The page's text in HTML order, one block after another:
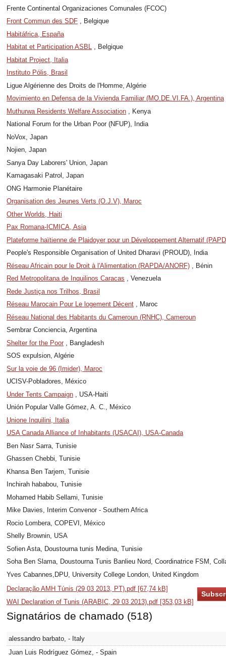
Frente Continental Organizaciones Comunales (FCOC)
Front Commun des SDF , Belgique
Habitáfrica, España
Habitat et Participation ASBL , Belgique
Habitat Project, Italia
Instituto Pólis, Brasil
Ligue Algérienne des Droits de l'Homme, Algérie
Movimiento en Defensa de la Vivienda Familiar (MO.DE.VI.FA.), Argentina
Muthurwa Residents Welfare Association , Kenya
National Forum for the Urban Poor (NFUP), India
NoVox, Japan
Nojien, Japan
Sanya Day Laborers' Union, Japan
Kamagasaki Patrol, Japan
ONG Harmonie Planétaire
Organisation des Jeunes Verts (O.J.V), Maroc
Other Worlds, Haiti
Pax Romana-ICMICA, Asia
Plateforme haïtienne de Plaidoyer pour un Développement Alternatif
People's Responsible Organisation of United Dharavi (PROUD), India
Réseau Africain pour le Droit à l'Alimentation (RAPDA/ANORF) , Bénin
Red Metropolitana de Inquilinos Caracas , Venezuela
Rede Justiça nos Trilhos, Brasil
Réseau Marocain Pour Le logement Décent , Maroc
Réseau National des Habitants du Cameroun (RNHC), Cameroun
Sembrar Conciencia, Argentina
Shelter for the Poor , Bangladesh
SOS expulsion, Algérie
Sur la voie de 96 (Imider), Maroc
UCISV-Pobladores, México
Under Tents Campaign , USA-Haiti
Unión Popular Valle Gómez, A. C., México
Unione Inquilini, Italia
USA Canada Alliance of Inhabitants (USACAI), USA-Canada
Ben Nasr Sarra, Tunisie
Ghassen Chebbi, Tunisie
Khansa Ben Tarjem, Tunisie
Inchirah hababou, Tunisie
Mohamed Habib Sellami, Tunisie
Mike Davies, Interim Convenor - Southern Africa
Rocio Lombera, COPEVI, México
Shelly Brownin, USA
Sofien Asta, Doustourna tunis Medina, Tunisie
Soha Ben Slama, Doustourna Tunis Banlieu Nord, Coordinatrice FSM,
Yves Cabannes,DPU, University College London, United Kingdom
Declaração AMH Túnis (29 03 2013, PT).pdf [67,74 kB]
WAI Declaration of Tunis (ARABIC, 29 03 2013).pdf [353,03 kB]
Signatários de chamado (518)
alessandro barbato, - Italy
Juan Luis Rodríguez Gómez, - Spain